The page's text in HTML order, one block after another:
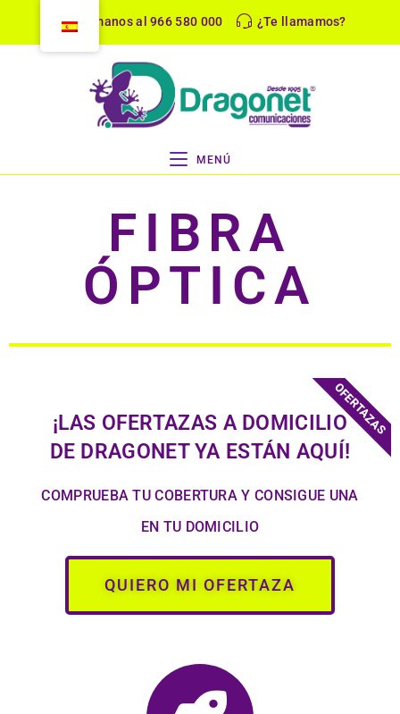
Llámanos al 966 580 000 ¿Te llamamos?
MENÚ
FIBRA
ÓPTICA
¡LAS OFERTAZAS A DOMICILIO
DE DRAGONET YA ESTÁN AQUÍ!
COMPRUEBA TU COBERTURA Y CONSIGUE UNA
EN TU DOMICILIO
QUIERO MI OFERTAZA
OFERTAZAS